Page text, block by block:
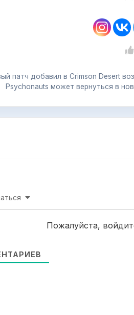
патч добавил в Crimson Desert
Psychonauts может вернуться в
Пожалуйста,